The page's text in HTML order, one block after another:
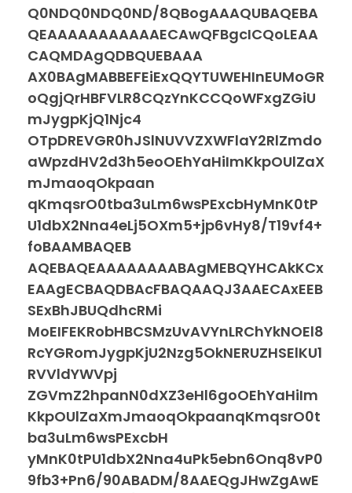
Q0NDQ0NDQ0ND/8QBogAAAQUBAQEBA
QEAAAAAAAAAAAECAwQFBgcICQoLEAA
CAQMDAgQDBQUEBAAA
AX0BAgMABBEFEiExQQYTUWEHInEUMoGR
oQgjQrHBFVLR8CQzYnKCCQoWFxgZGiU
mJygpKjQ1Njc4
OTpDREVGR0hJSlNUVVZXWFlaY2RlZmdo
aWpzdHV2d3h5eoOEhYaHiImKkpOUlZaX
mJmaoqOkpaan
qKmqsrO0tba3uLm6wsPExcbHyMnK0tP
U1dbX2Nna4eLj5OXm5+jp6vHy8/T19vf4+
foBAAMBAQEB
AQEBAQEAAAAAAAABAgMEBQYHCAkKCx
EAAgECBAQDBAcFBAQAAQJ3AAECAxEEB
SExBhJBUQdhcRMi
MoEIFEKRobHBCSMzUvAVYnLRChYkNOEl8
RcYGRomJygpKjU2Nzg5OkNERUZHSElKU1
RVVldYWVpj
ZGVmZ2hpanN0dXZ3eHl6goOEhYaHiIm
KkpOUlZaXmJmaoqOkpaanqKmqsrO0t
ba3uLm6wsPExcbH
yMnK0tPU1dbX2Nna4uPk5ebn6Onq8vP0
9fb3+Pn6/90ABADM/8AAEQgJHwZgAwE